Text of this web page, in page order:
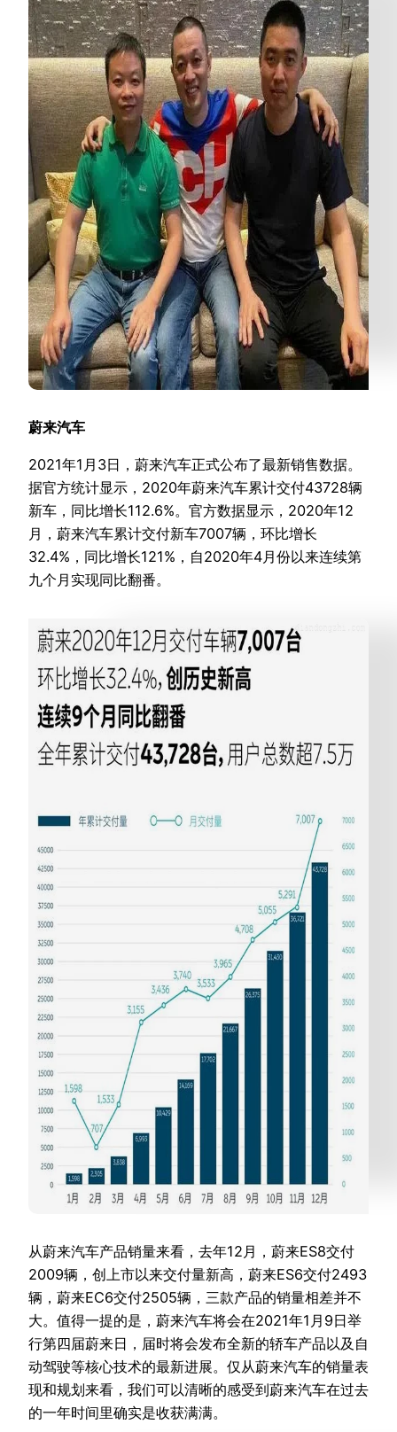
蔚来汽车
2021年1月3日，蔚来汽车正式公布了最新销售数据。
据官方统计显示，2020年蔚来汽车累计交付43728辆
新车，同比增长112.6%。官方数据显示，2020年12
月，蔚来汽车累计交付新车7007辆，环比增长
32.4%，同比增长121%，自2020年4月份以来连续第
九个月实现同比翻番。
从蔚来汽车产品销量来看，去年12月，蔚来ES8交付
2009辆，创上市以来交付量新高，蔚来ES6交付2493
辆，蔚来EC6交付2505辆，三款产品的销量相差并不
大。值得一提的是，蔚来汽车将会在2021年1月9日举
行第四届蔚来日，届时将会发布全新的轿车产品以及自
动驾驶等核心技术的最新进展。仅从蔚来汽车的销量表
现和规划来看，我们可以清晰的感受到蔚来汽车在过去
的一年时间里确实是收获满满。